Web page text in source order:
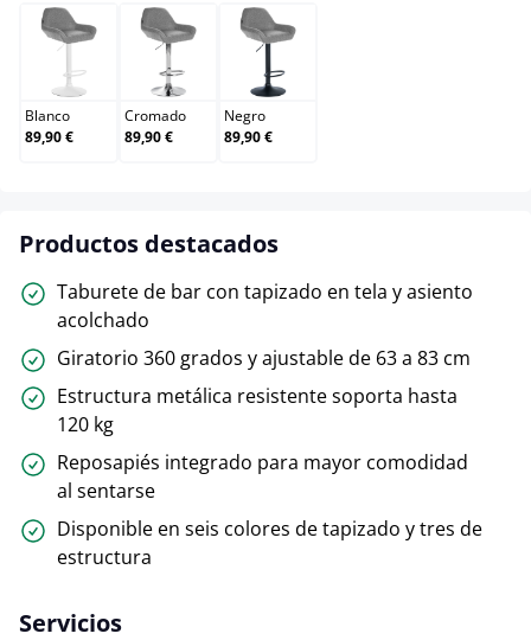
Blanco
Blanco
89,90 €
Cromado
Cromado
89,90 €
Negro
Negro
89,90 €
Productos destacados
Taburete de bar con tapizado en tela y asiento
acolchado
Giratorio 360 grados y ajustable de 63 a 83 cm
Estructura metálica resistente soporta hasta
120 kg
Reposapiés integrado para mayor comodidad
al sentarse
Disponible en seis colores de tapizado y tres de
estructura
Servicios